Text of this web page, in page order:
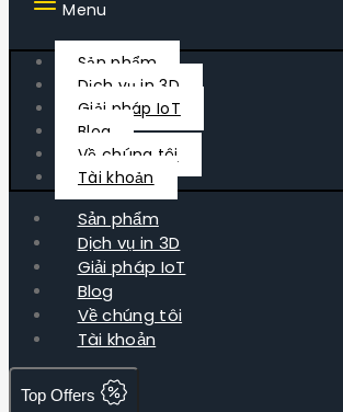
Menu
Sản phẩm
Dịch vụ in 3D
Giải pháp IoT
Blog
Về chúng tôi
Tài khoản
Sản phẩm
Dịch vụ in 3D
Giải pháp IoT
Blog
Về chúng tôi
Tài khoản
Top Offers